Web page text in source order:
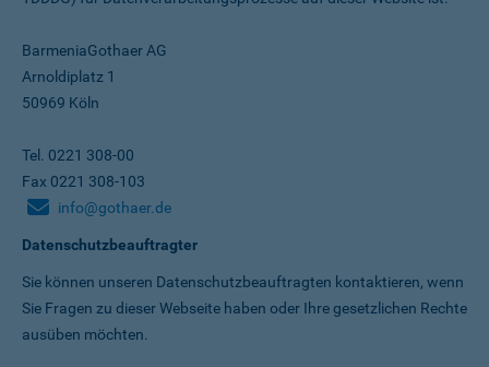
BarmeniaGothaer AG
Arnoldiplatz 1
50969 Köln
Tel. 0221 308-00
Fax 0221 308-103
info@gothaer.de
Datenschutzbeauftragter
Sie können unseren Datenschutz­beauftragten kontaktieren, wenn
Sie Fragen zu dieser Webseite haben oder Ihre gesetzlichen Rechte
ausüben möchten.